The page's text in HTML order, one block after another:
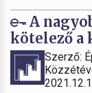
A
kötelező a
Szerző: